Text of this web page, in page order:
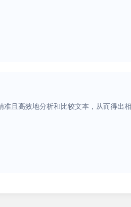
且高效地分析和比较文本，从而得出相